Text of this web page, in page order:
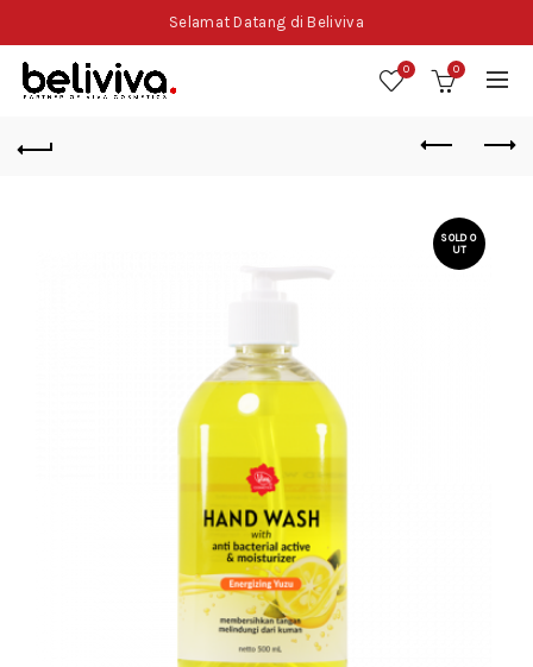
Selamat Datang di Beliviva
0 0
SOLD O
UT